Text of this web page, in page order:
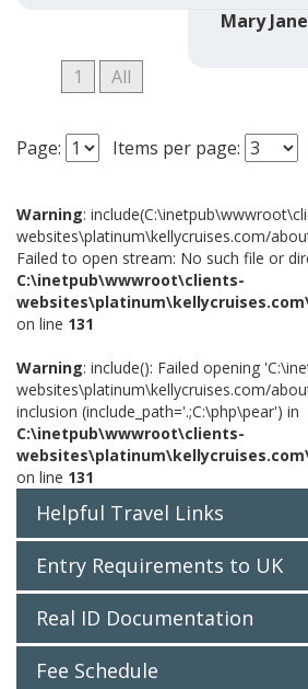
Mary
1 All
Page: Items per page:
Warning:
websites\platinum\kellycruises.com/
Failed to open stream: No such file or
C:\inetpub\wwwroot\clients-
on line 131
Warning: include(): Failed opening
websites\platinum\kellycruises.com/
inclusion (include_path='.;C:\php\pear') in
C:\inetpub\wwwroot\clients-
on line 131
Helpful Travel Links
Entry Requirements to UK
Real ID Documentation
Fee Schedule